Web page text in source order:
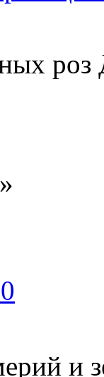
и